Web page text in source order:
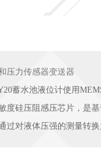
压力传感器变送器
蓄水池液位计使用
度硅压阻感压芯片，是
过对液体压强的测量转换